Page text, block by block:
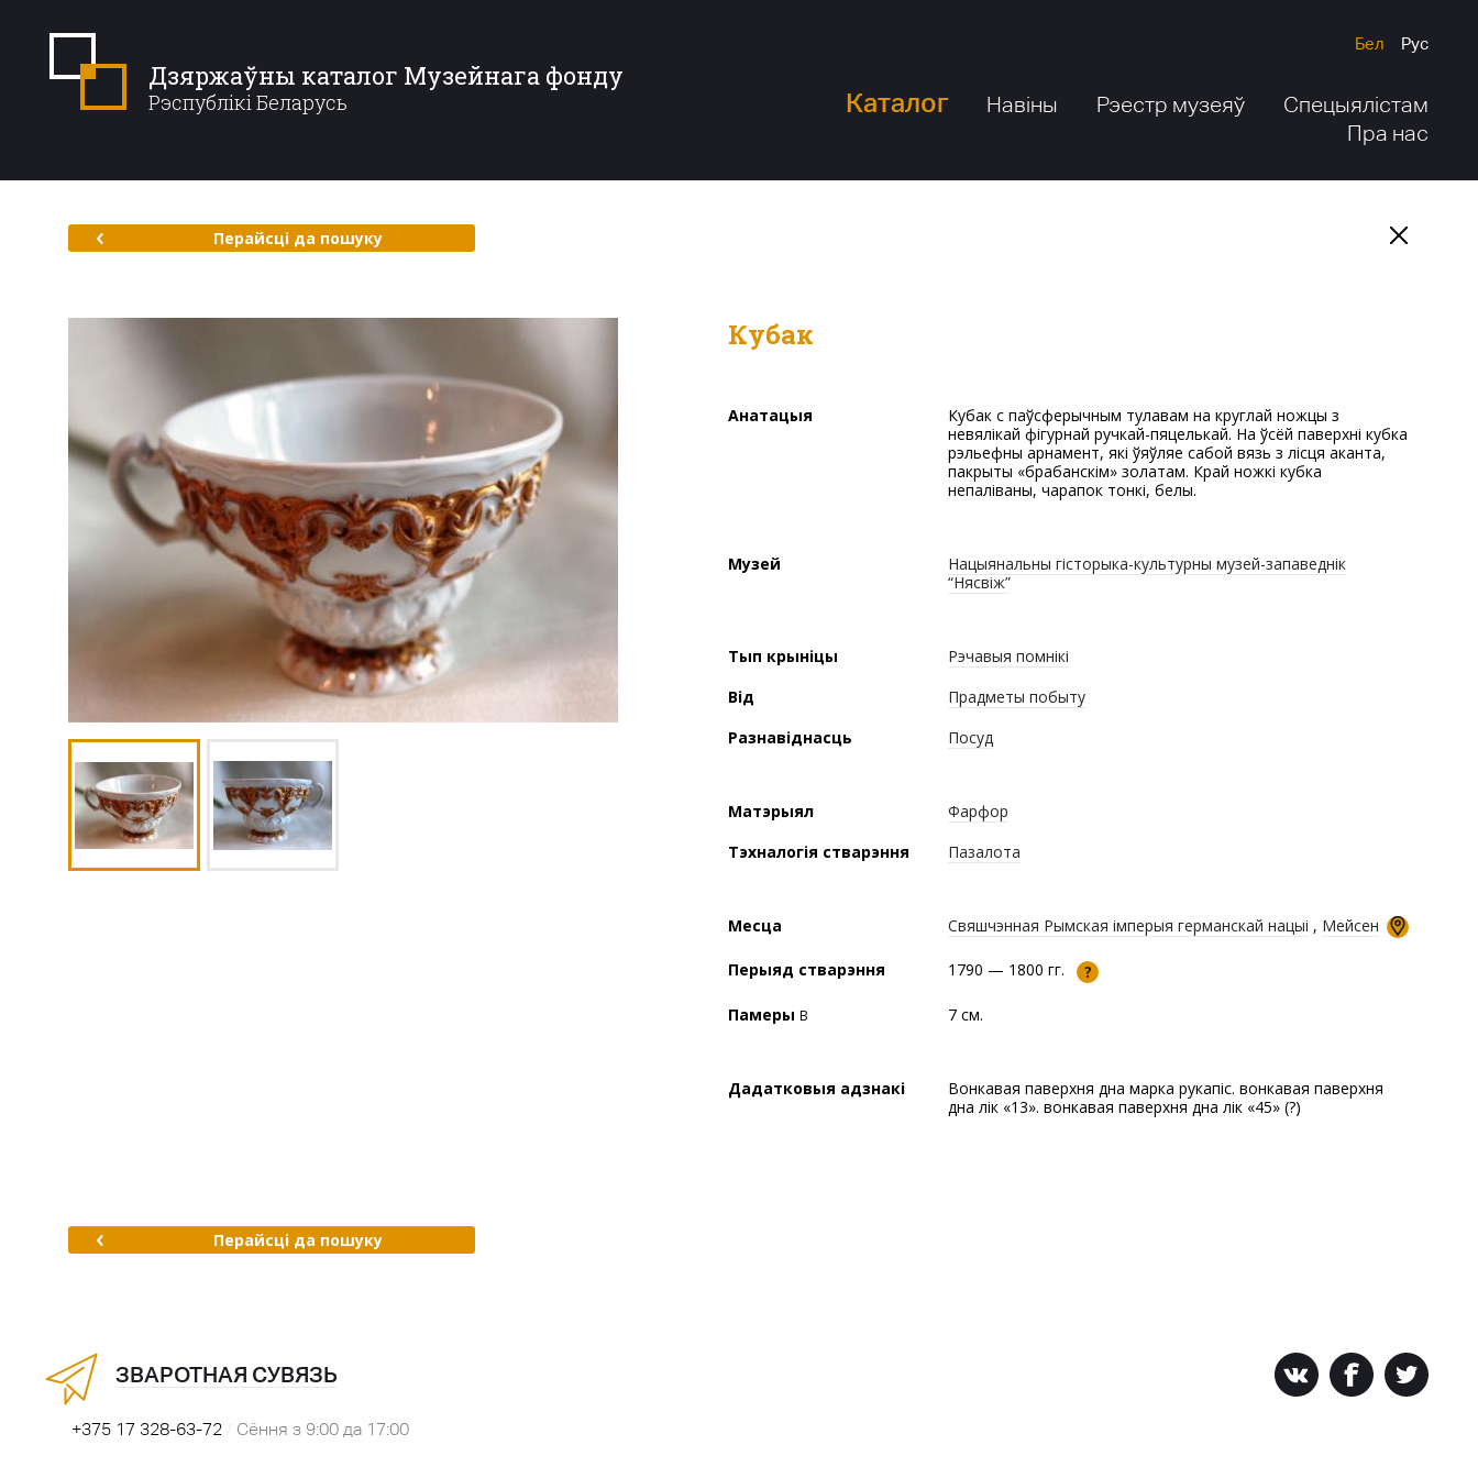
Дзяржаўны каталог Музейнага фонду
Рэспублікі Беларусь
Бел Рус
Каталог Навіны Рэестр музеяў
Спецыялістам
Пра нас
Перайсці да пошуку
Кубак
Анатацыя
Кубак с паўсферычным тулавам на круглай ножцы з
невялікай фігурнай ручкай-пяцелькай. На ўсёй паверхні кубка
рэльефны арнамент, які ўяўляе сабой вязь з лісця аканта,
пакрыты «брабанскім» золатам. Край ножкі кубка
непаліваны, чарапок тонкі, белы.
Музей
Нацыянальны гісторыка-культурны музей-запаведнік
“Нясвіж”
Тып крыніцы
Рэчавыя помнікі
Від
Прадметы побыту
Разнавіднасць
Посуд
Матэрыял
Фарфор
Тэхналогія стварэння
Пазалота
Месца Свяшчэнная Рымская імперыя германскай нацыі , Мейсен
Перыяд стварэння 1790 — 1800 гг. ?
Памеры В 7 см.
Дадатковыя адзнакі
Вонкавая паверхня дна марка рукапіс. вонкавая паверхня
дна лік «13». вонкавая паверхня дна лік «45» (?)
Перайсці да пошуку
ЗВАРОТНАЯ СУВЯЗЬ
+375 17 328-63-72 / Сёння з 9:00 да 17:00